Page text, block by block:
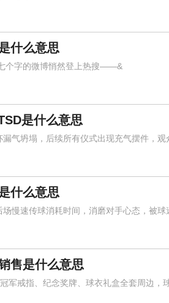
什么意思
字的微博悄然登上热搜——&
是什么意思
坍塌，后续所有仪式出现充气摆件，观
什么意思
速传球消耗时间，消磨对手心态，被球
售是什么意思
戒指、纪念奖牌、球衣礼盒全套周边，